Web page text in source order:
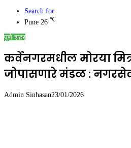
Search for
Pune 26 ℃
पुणे शहर
कर्वेनगरमधील मोरया
जोपासणारे मंडळ :
Admin Sinhasan23/01/2026